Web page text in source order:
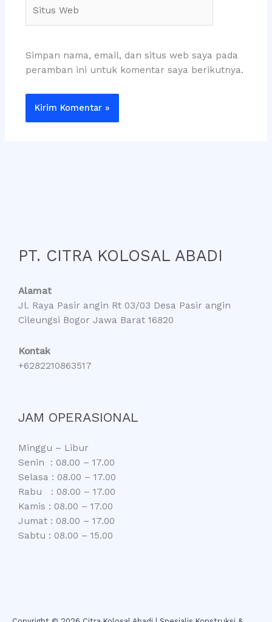
Web
Simpan nama, email, dan situs web saya pada
peramban ini untuk komentar saya berikutnya.
PT. CITRA KOLOSAL ABADI
Alamat
Jl. Raya Pasir angin Rt 03/03 Desa Pasir angin
Cileungsi Bogor Jawa Barat 16820
Kontak
+6282210863517
JAM OPERASIONAL
Minggu – Libur
Senin : 08.00 – 17.00
Selasa : 08.00 – 17.00
Rabu : 08.00 – 17.00
Kamis : 08.00 – 17.00
Jumat : 08.00 – 17.00
Sabtu : 08.00 – 15.00